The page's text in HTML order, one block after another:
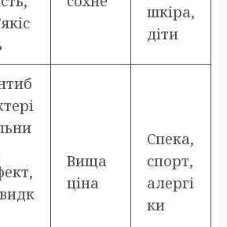
шкіра,
діти
Вища
ціна
Спека,
спорт,
алергі
ки